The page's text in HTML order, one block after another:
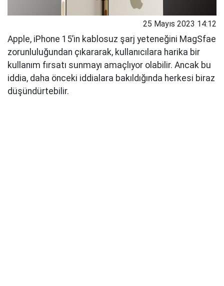
25 Mayıs 2023 14:12
Apple, iPhone 15’in kablosuz şarj yeteneğini MagSfae
zorunluluğundan çıkararak, kullanıcılara harika bir
kullanım fırsatı sunmayı amaçlıyor olabilir. Ancak bu
iddia, daha önceki iddialara bakıldığında herkesi biraz
düşündürtebilir.